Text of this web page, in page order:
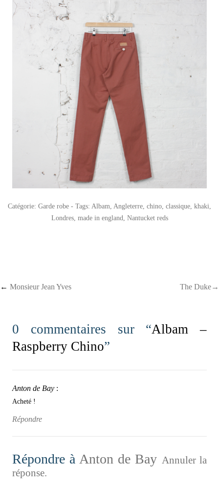
Catégorie: Garde robe - Tags: Albam Angleterre chino classique khaki
Londres, made in england Nantucket reds
Post navigation
← Monsieur Jean Yves The Duke→
0 commentaires sur “Albam –
Raspberry Chino”
Anton de Bay :
Acheté !
Répondre
Répondre à Anton de Bay Annuler la
réponse.